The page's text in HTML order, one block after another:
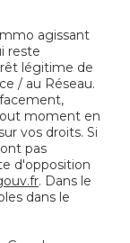
agissant
reste
légitime de
/ au Réseau.
moment en
vos droits. Si
pas
d'opposition
. Dans le
dans le